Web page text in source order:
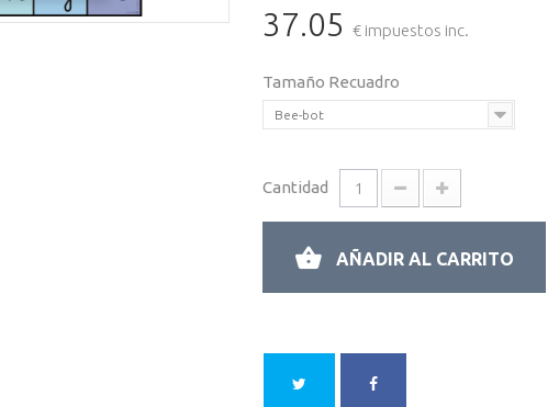
37.05 € impuestos inc.
Tamaño Recuadro
Bee-bot
Cantidad
AÑADIR AL CARRITO